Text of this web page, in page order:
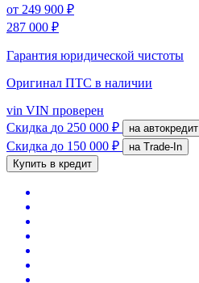
от 249 900 ₽
287 000 ₽
Гарантия юридической чистоты
Оригинал ПТС в наличии
vin VIN проверен
Скидка до 250 000 ₽ на автокредит
Скидка до 150 000 ₽
на Trade-In
Купить в кредит